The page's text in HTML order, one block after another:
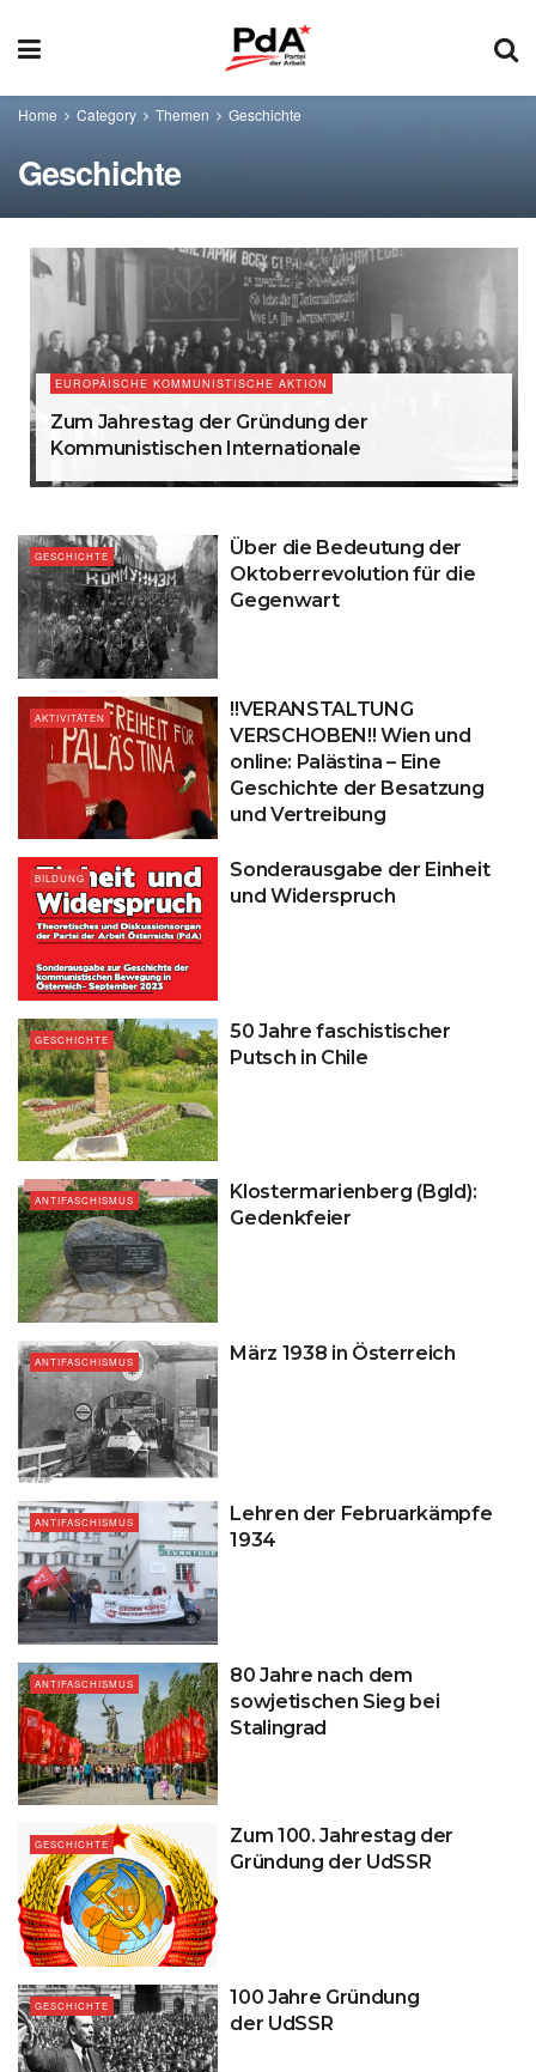
Home Category Themen Geschichte
Geschichte
EUROPÄISCHE KOMMUNISTISCHE AKTION
Zum Jahrestag der Gründung der
Kommunistischen Internationale
GESCHICHTE
Über die Bedeutung der
Oktoberrevolution für die
Gegenwart
AKTIVITÄTEN
!!VERANSTALTUNG
VERSCHOBEN!! Wien und
online: Palästina – Eine
Geschichte der Besatzung
und Vertreibung
BILDUNG
Sonderausgabe der Einheit
und Widerspruch
GESCHICHTE
50 Jahre faschistischer
Putsch in Chile
ANTIFASCHISMUS
Klostermarienberg (Bgld):
Gedenkfeier
ANTIFASCHISMUS März 1938 in Österreich
ANTIFASCHISMUS
Lehren der Februarkämpfe
1934
ANTIFASCHISMUS
80 Jahre nach dem
sowjetischen Sieg bei
Stalingrad
GESCHICHTE
Zum 100. Jahrestag der
Gründung der UdSSR
GESCHICHTE
100 Jahre Gründung
der UdSSR